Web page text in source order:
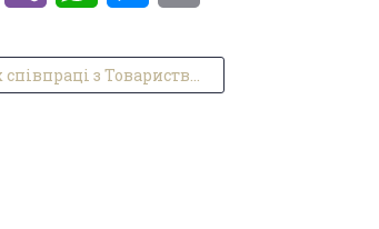
записів
Червоного Хреста України та Коледжем проведено навчання